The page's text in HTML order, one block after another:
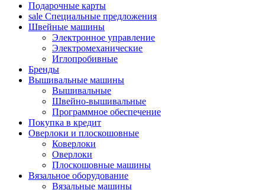
Подарочные карты
sale Специальные предложения
Швейные машины
Электронное управление
Электромеханические
Иглопробивные
Бренды
Вышивальные машины
Вышивальные
Швейно-вышивальные
Программное обеспечение
Покупка в кредит
Оверлоки и плоскошовные
Коверлоки
Оверлоки
Плоскошовные машины
Вязальное оборудование
Вязальные машины